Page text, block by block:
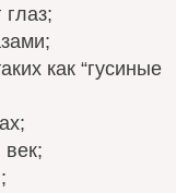
как “гусиные
век;